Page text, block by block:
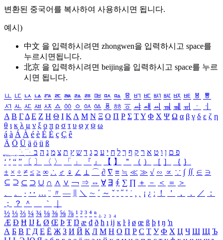
변환된 중국어를 복사하여 사용하시면 됩니다.
예시)
中文 을 입력하시려면 zhongwen을 입력하시고 space를
누르시면됩니다.
北京 을 입력하시려면 beijing을 입력하시고 space를 누르
시면 됩니다.
ㅥ ㅦ ㅧ ㅨ ㅩ ㅪ ㅫ ㅬ ㅭ ㅮ ㅯ ㅰ ㅱ ㅲ ㅳ ㅴ ㅵ ㅶ ㅷ ㅸ
ㅹ
ㅺ ㅻ ㅼ ㅽ ㅾ ㅿ ㆀ ㆁ ㆂ ㆃ ㆄ ㆅ ㆆ ㆇ ㆈ ㆉ ㆊ ㆋ ㆌ ㆍ
ㆎ
Α Β ΓΔ Ε Ζ Η Θ Ι ΚΛ Μ Ν Ξ Ο Π Ρ Σ ΤΥ Φ Χ Ψ Ω α β γ δ ε ζ η
θ ι κ λ μ ν ξ ο π ρ σ τ υ φ χ ψ ω
á à Á À é è É È ç Ç ê
Ä Ö Ü ä ö ü ß
ִֶֹ ֻּ ׁׂ פ ם ן ו ט א ר ק ף ך ל ח י ע כ ג ד ש ץ ת צ מ נ ה ב
‘ ’ “ ” 〔 〕 〈 〉 「 」 『 』 【 】 ＂ （ ） ［ ］ ｛ ｝
± × ÷ ≠ ≤ ≥ ∞ ∴ ♂ ♀ ∠ ⊥ ⌒ ∂ ∇ ≡ ≒ ≪ ≫ √ ∽ ∝ ∵ ∫ ∬ ∈ ∋
⊆ ⊇ ⊂ ⊃ ∪ ∩ ∧ ∨ ￢ ⇒ ⇔ ∀ ∃ ∮ ∑ ∏ ＋ － ＜ ＝
＞
、
。 · ‥ … ¨ 〃 ― ＼ ∼ ´ ～ ˇ ˘ ˝ ˚ ˙ ¸ ¡ ¿ ː ！ ＇ ， ． ／
：
；
？ ＾ ｀
½ ⅓ ⅔ ¼ ¾ ⅛ ⅜ ⅝ ⅞ ¹ ² ³ ⁴ ⁿ ₁ ₂ ₃ ₄
Æ Ð Ħ Ĳ Ł Ø Œ Þ Ŧ Ŋ æ đ ð ħ ı ĳ ĸ ŀ ł ø œ ß þ ŧ ŋ ŉ
А Б В Г Д Е Ё Ж З И Й К Л М Н О П Р С Т У Ф Х Ц Ч Ш Щ Ъ